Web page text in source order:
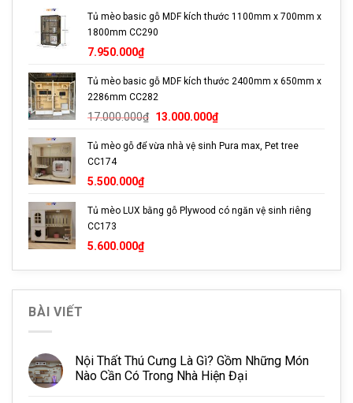
Tủ mèo basic gỗ MDF kích thước 1100mm x 700mm x
1800mm CC290
7.950.000₫
Tủ mèo basic gỗ MDF kích thước 2400mm x 650mm x
2286mm CC282
17.000.000₫ Giá
là:
13.000.000₫Giá
tại
Tủ mèo gỗ để vừa nhà vệ sinh Pura max, Pet tree
CC174
5.500.000₫
Tủ mèo LUX bằng gỗ Plywood có ngăn vệ sinh riêng
CC173
5.600.000₫
BÀI VIẾT
Nội Thất Thú Cưng Là Gì? Gồm Những Món
Nào Cần Có Trong Nhà Hiện Đại